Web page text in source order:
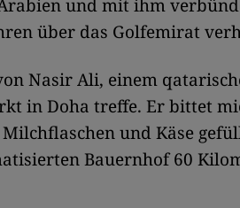
und mit ihm
über das Golfemirat
Nasir Ali, einem
in Doha treffe. Er bittet
und Käse
Bauernhof 60